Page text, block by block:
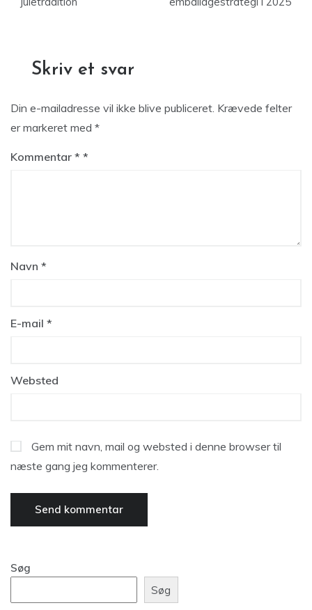
Skriv et svar
Din e-mailadresse vil ikke blive publiceret. Krævede felter
er markeret med *
Kommentar *
Navn *
E-mail *
Websted
Gem mit navn, mail og websted i denne browser til
næste gang jeg kommenterer.
Søg
Søg